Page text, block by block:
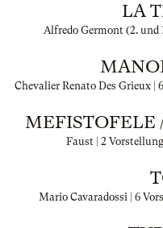
LA
Alfredo Germont (2. und
Chevalier Renato Des Grieux |
MEFISTOFELE
Faust | 2
Mario Cavaradossi | 6